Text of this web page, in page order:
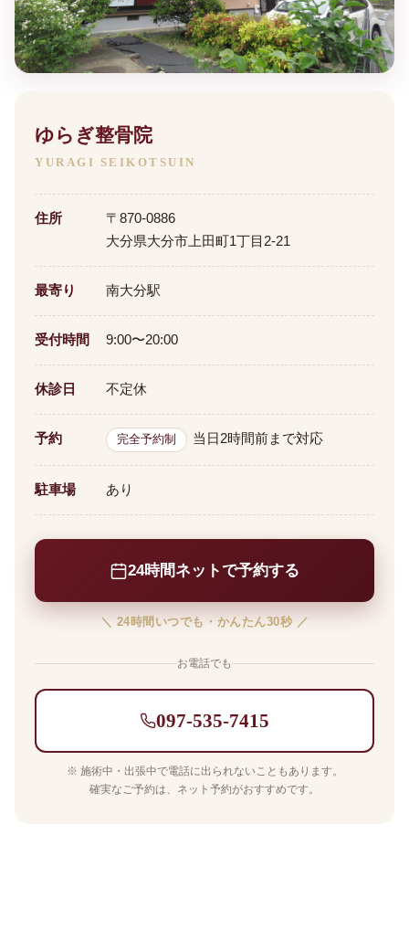
ゆらぎ整骨院
YURAGI SEIKOTSUIN
住所
〒870-0886
大分県大分市上田町1丁目2-21
最寄り 南大分駅
受付時間 9:00〜20:00
休診日 不定休
予約 完全予約制 当日2時間前まで対応
駐車場 あり
24時間ネットで予約する
＼ 24時間いつでも・かんたん30秒 ／
お電話でも
097-535-7415
※ 施術中・出張中で電話に出られないこともあります。
確実なご予約は、ネット予約がおすすめです。